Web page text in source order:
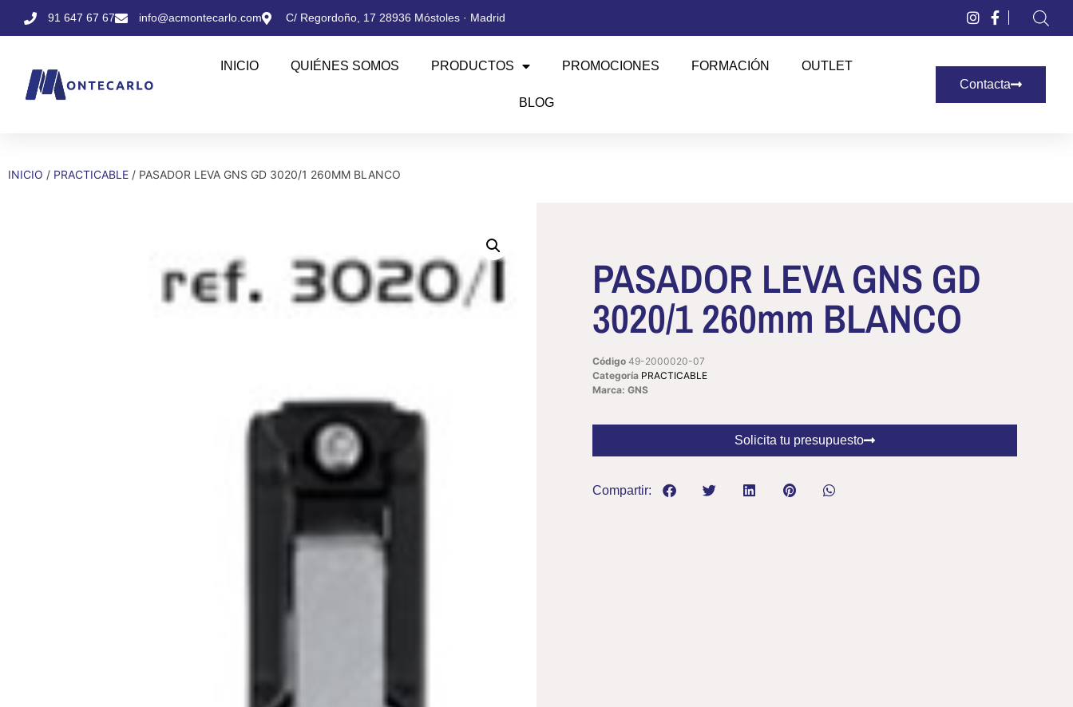
91 647 67 67 info@acmontecarlo.com C/ Regordoño, 17 28936 Móstoles · Madrid
INICIO QUIÉNES SOMOS PRODUCTOS PROMOCIONES FORMACIÓN OUTLET
BLOG
Contacta
INICIO / PRACTICABLE / PASADOR LEVA GNS GD 3020/1 260MM BLANCO
PASADOR LEVA GNS GD
3020/1 260mm BLANCO
Código 49-2000020-07
Categoría PRACTICABLE
Marca: GNS
Solicita tu presupuesto
Compartir: